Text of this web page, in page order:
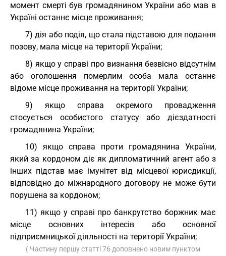
момент смерті був громадянином України або мав в
Україні останнє місце проживання;
7) дія або подія, що стала підставою для подання
позову, мала місце на території України;
8) якщо у справі про визнання безвісно відсутнім
або оголошення померлим особа мала останнє
відоме місце проживання на території України;
9) якщо справа окремого провадження
стосується особистого статусу або дієздатності
громадянина України;
10) якщо справа проти громадянина України,
який за кордоном діє як дипломатичний агент або з
інших підстав має імунітет від місцевої юрисдикції,
відповідно до міжнародного договору не може бути
порушена за кордоном;
11) якщо у справі про банкрутство боржник має
місце основних інтересів або основної
підприємницької діяльності на території України;
( Частину першу статті 76 доповнено новим пунктом